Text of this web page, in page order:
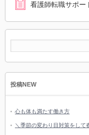
看護師転職サポー
投稿NEW
心も体も満たす働き方
＼季節の変わり目対策をして